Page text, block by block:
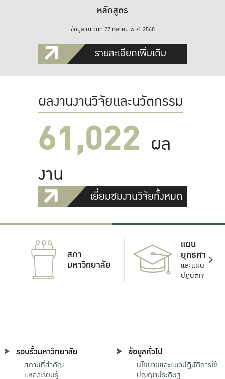
หลักสูตร
ข้อมูล ณ วันที่ 27 ตุลาคม พ.ศ. 2568
รายละเอียดเพิ่มเติม
ผลงานงานวิจัยและนวัตกรรม
61,022 ผล
งาน
เยี่ยมชมงานวิจัยทั้งหมด
สภา
มหาวิทยาลัย
แผน
ยุทธศาสตร์
และแผน
ปฏิบัติการ
รอบรั้วมหาวิทยาลัย
สถานที่สำคัญ
แหล่งเรียนรู้
ข้อมูลทั่วไป
นโยบายและแนวปฏิบัติการใช้
ปัญญาประดิษฐ์